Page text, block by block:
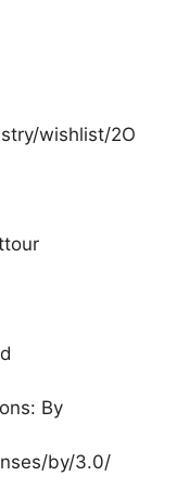
wishlist/2O
By
by/3.0/